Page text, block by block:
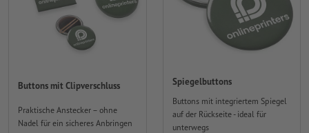
Buttons mit Clipverschluss
Praktische Anstecker – ohne
Nadel für ein sicheres Anbringen
Spiegelbuttons
Buttons mit integriertem Spiegel
auf der Rückseite - ideal für
unterwegs